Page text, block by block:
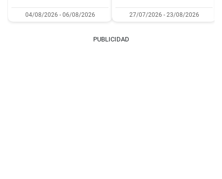
04/08/2026 - 06/08/2026 27/07/2026 - 23/08/2026
PUBLICIDAD